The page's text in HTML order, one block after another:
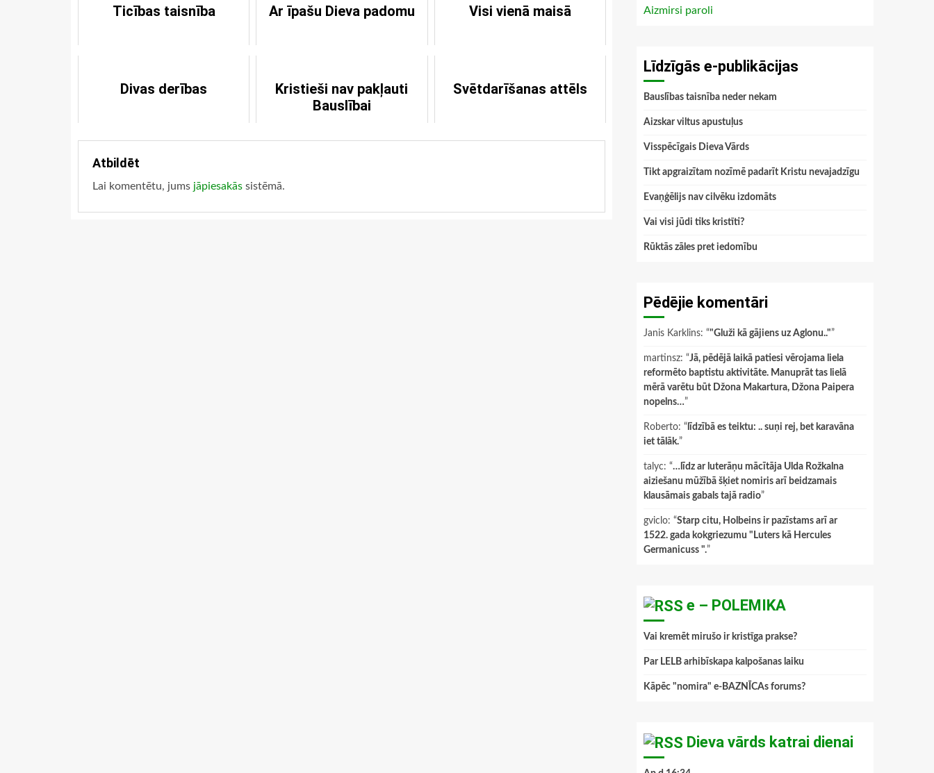
Ticības taisnība Ar īpašu Dieva padomu Visi vienā maisā
Divas derības
Kristieši nav pakļauti
Bauslībai
Svētdarīšanas attēls
Atbildēt
Lai komentētu, jums jāpiesakās sistēmā.
Aizmirsi paroli
Līdzīgās e-publikācijas
Bauslības taisnība neder nekam
Aizskar viltus apustuļus
Visspēcīgais Dieva Vārds
Tikt apgraizītam nozīmē padarīt Kristu nevajadzīgu
Evaņģēlijs nav cilvēku izdomāts
Vai visi jūdi tiks kristīti?
Rūktās zāles pret iedomību
Pēdējie komentāri
Janis Karklins: “"Gluži kā gājiens uz Aglonu.."”
martinsz: “Jā, pēdējā laikā patiesi vērojama liela
reformēto baptistu aktivitāte. Manuprāt tas lielā
mērā varētu būt Džona Makartura, Džona Paipera
nopelns…”
Roberto: “ līdzībā es teiktu: .. suņi rej, bet karavāna
iet tālāk.”
talyc: “…līdz ar luterāņu mācītāja Ulda Rožkalna
aiziešanu mūžībā šķiet nomiris arī beidzamais
klausāmais gabals tajā radio”
gviclo: “Starp citu, Holbeins ir pazīstams arī ar
1522. gada kokgriezumu "Luters kā Hercules
Germanicuss ".”
e – POLEMIKA
Vai kremēt mirušo ir kristīga prakse?
Par LELB arhibīskapa kalpošanas laiku
Kāpēc "nomira" e-BAZNĪCAs forums?
Dieva vārds katrai dienai